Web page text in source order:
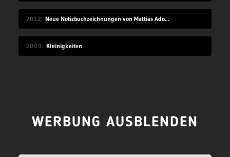
2012 Neue Notizbuchzeichnungen von Mattias Adolfsson
2009 Kleinigkeiten
WERBUNG AUSBLENDEN